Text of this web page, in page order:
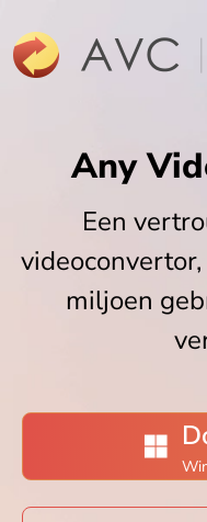
Gratis Video
Video Converter AI
Any
Een
miljoen